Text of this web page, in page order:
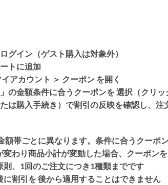
グイン（ゲスト購入は対象外）
トに追加
イアカウント ＞ クーポン を開く
の金額条件に合うクーポンを 選択（クリッ
は購入手続き）で割引の反映を確認し、注
額帯ごとに異なります。条件に合うクーポ
変わり商品小計が変動した場合、 クーポン
、 1回のご注文につき1種類までです
に割引を 後から適用することはできません